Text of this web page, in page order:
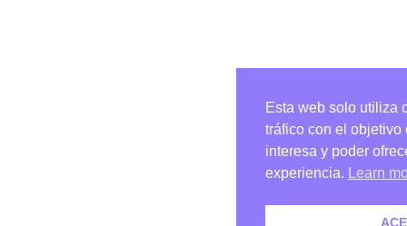
Esta web solo utiliza
tráfico con el objetivo
interesa y poder
experiencia.
Learn